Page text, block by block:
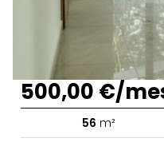
500,00 €/
56 m²